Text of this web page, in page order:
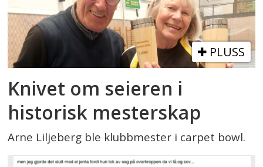
PLUSS
Knivet om seieren i
historisk mesterskap
Arne Liljeberg ble klubbmester i carpet bowl.